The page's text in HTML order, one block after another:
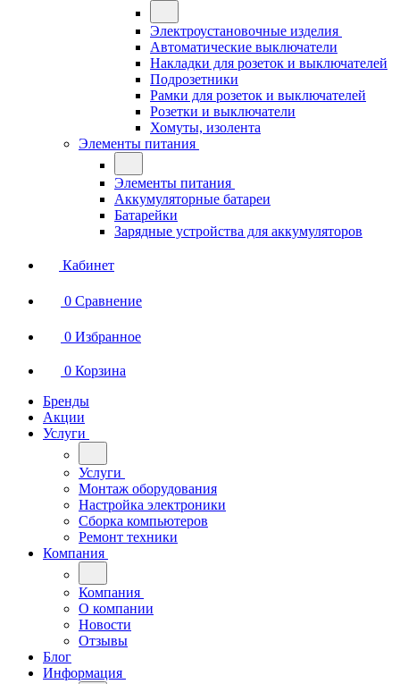
Электроустановочные изделия
Автоматические выключатели
Накладки для розеток и выключателей
Подрозетники
Рамки для розеток и выключателей
Розетки и выключатели
Хомуты, изолента
Элементы питания
Элементы питания
Аккумуляторные батареи
Батарейки
Зарядные устройства для аккумуляторов
Кабинет
0 Сравнение
0 Избранное
0 Корзина
Бренды
Акции
Услуги
Услуги
Монтаж оборудования
Настройка электроники
Сборка компьютеров
Ремонт техники
Компания
Компания
О компании
Новости
Отзывы
Блог
Информация